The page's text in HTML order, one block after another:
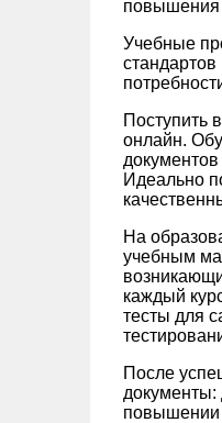
повышения
Учебные
стандартов
Поступить
онлайн.
Идеально
На
учебным
каждый
тесты для
После
документы:
повышении